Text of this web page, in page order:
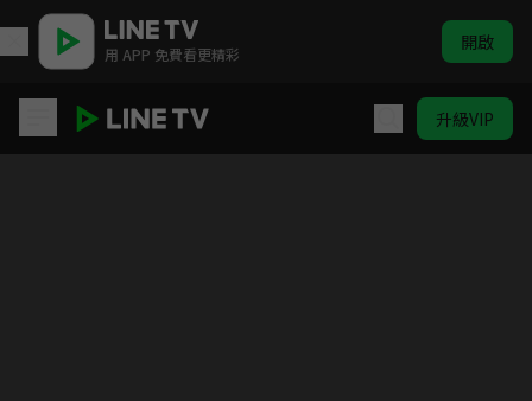
用 APP 免費看更精彩 開啟
升級VIP